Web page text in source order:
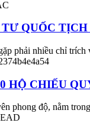
QUỐC
phải nhiều chỉ
HỘ CHIẾU
phong độ, nằm